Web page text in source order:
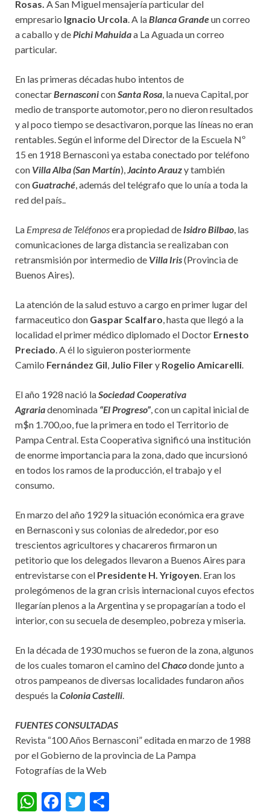
Rosas. A San Miguel mensajería particular del
empresario Ignacio Urcola. A laBlanca Grandeun correo
a caballo y dePichi Mahuidaa La Aguada un correo
particular.
En las primeras décadas hubo intentos de
conectarBernasconiconSanta Rosa, la nueva Capital, por
medio de transporte automotor, pero no dieron resultados
y al poco tiempo se desactivaron, porque las líneas no eran
rentables. Según el informe del Director de la Escuela Nº
15 en 1918 Bernasconi ya estaba conectado por teléfono
con Villa Alba (San Martín),Jacinto Arauzy también
conGuatraché, además del telégrafo que lo unía a toda la
red del país..
La Empresa de Teléfonosera propiedad de Isidro Bilbao, las
comunicaciones de larga distancia se realizaban con
retransmisión por intermedio de Villa Iris(Provincia de
Buenos Aires).
La atención de la salud estuvo a cargo en primer lugar del
farmaceutico don Gaspar Scalfaro, hasta que llegó a la
localidad el primer médico diplomado el Doctor Ernesto
Preciado. A él lo siguieron posteriormente
Camilo Fernández Gil, Julio Filery Rogelio Amicarelli.
El año 1928 nació laSociedad Cooperativa
Agrariadenominada “El Progreso”, con un capital inicial de
m$n 1.700,oo, fue la primera en todo el Territorio de
Pampa Central. Esta Cooperativa significó una institución
de enorme importancia para la zona, dado que incursionó
en todos los ramos de la producción, el trabajo y el
consumo.
En marzo del año 1929 la situación económica era grave
en Bernasconi y sus colonias de alrededor, por eso
trescientos agricultores y chacareros firmaron un
petitorio que los delegados llevaron a Buenos Aires para
entrevistarse con el Presidente H. Yrigoyen. Eran los
prolegómenos de la gran crisis internacional cuyos efectos
llegarían plenos a la Argentina y se propagarían a todo el
interior, con su secuela de desempleo, pobreza y miseria.
En la década de 1930 muchos se fueron de la zona, algunos
de los cuales tomaron el camino delChacodonde junto a
otros pampeanos de diversas localidades fundaron años
después laColonia Castelli.
FUENTES CONSULTADAS
Revista “100 Años Bernasconi” editada en marzo de 1988
por el Gobierno de la provincia de La Pampa
Fotografías de la Web
W F
T